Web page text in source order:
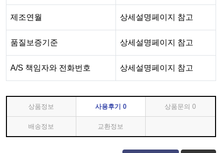
제조연월 상세설명페이지 참고
품질보증기준 상세설명페이지 참고
A/S 책임자와 전화번호 상세설명페이지 참고
상품정보 사용후기 0 상품문의0
배송정보 교환정보